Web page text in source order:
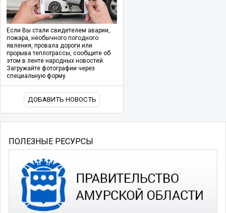
Если Вы стали свидетелем аварии,
пожара, необычного погодного
явления, провала дороги или
прорыва теплотрассы, сообщите об
этом в ленте народных новостей.
Загружайте фотографии через
специальную форму.
ДОБАВИТЬ НОВОСТЬ
ПОЛЕЗНЫЕ РЕСУРСЫ